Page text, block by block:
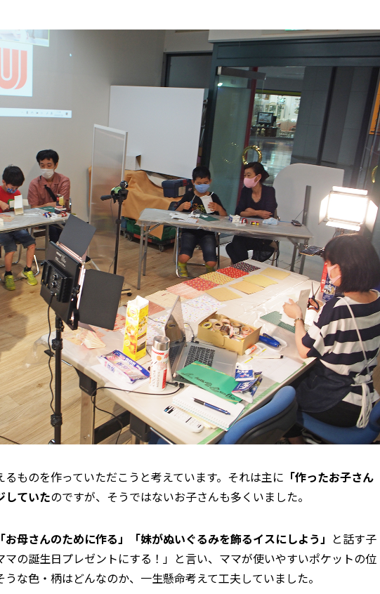
ものを作っていただこうと考えています。それは主に 「作ったお子さん
していたのですが、そうではないお子さんも多くいました。
「お母さんのために作る」「妹がぬいぐるみを飾るイスにしよう」 と話す子
マの誕生日プレゼントにする！」と言い、ママが使いやすいポケットの位
な色・柄はどんなのか、一生懸命考えて工夫していました。